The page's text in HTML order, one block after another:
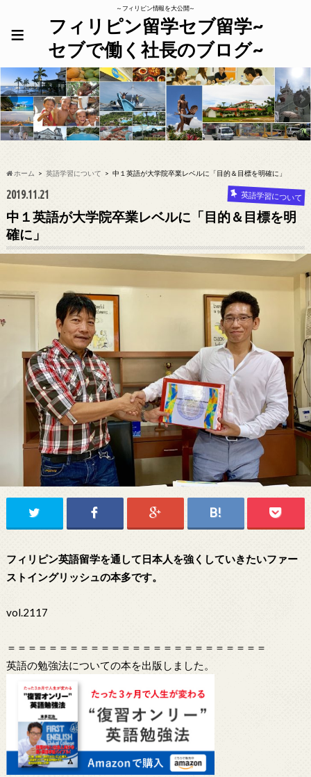
～フィリピン情報を大公開～
フィリピン留学セブ留学~
セブで働く社長のブログ~
≡
ホーム 英語学習について 中１英語が大学院卒業レベルに「目的＆目標を明確に」
2019.11.21 英語学習について
中１英語が大学院卒業レベルに「目的＆目標を明
確に」
フィリピン英語留学を通して日本人を強くしていきたいファー
ストイングリッシュの本多です。
vol.2117
＝＝＝＝＝＝＝＝＝＝＝＝＝＝＝＝＝＝＝＝＝＝＝＝＝
英語の勉強法についての本を出版しました。